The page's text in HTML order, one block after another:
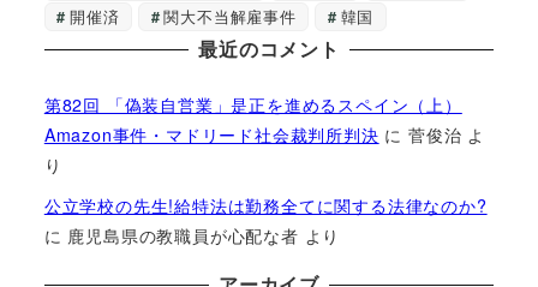
開催済
関大不当解雇事件 韓国
最近のコメント
第82回 「偽装自営業」是正を進めるスペイン（上）
Amazon事件・マドリード社会裁判所判決 に菅俊治 よ
り
公立学校の先生!給特法は勤務全てに関する法律なのか?
に 鹿児島県の教職員が心配な者 より